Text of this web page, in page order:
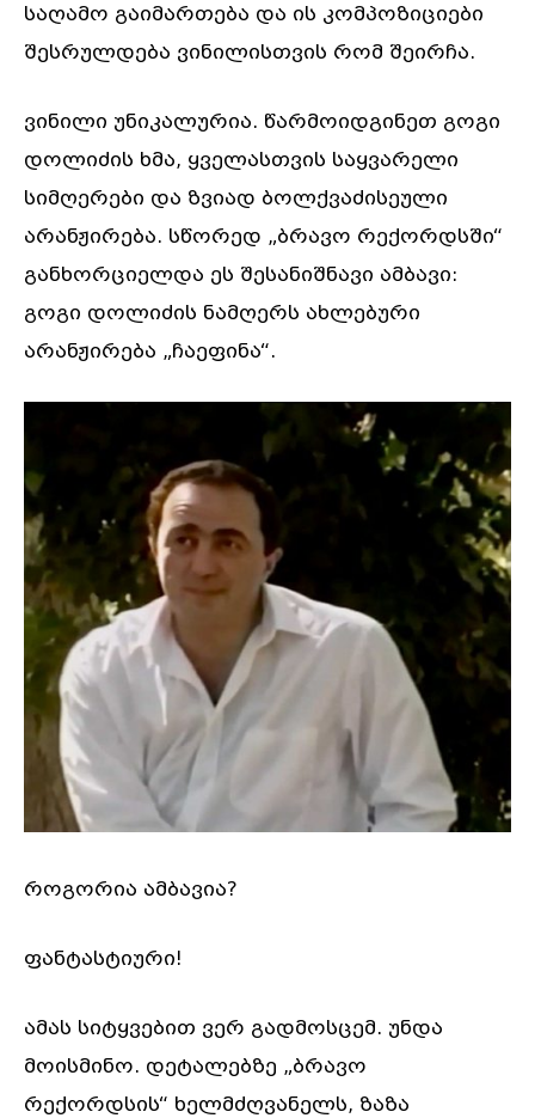
საღამო გაიმართება და ის კომპოზიციები
შესრულდება ვინილისთვის რომ შეირჩა.
ვინილი უნიკალურია. წარმოიდგინეთ გოგი
დოლიძის ხმა, ყველასთვის საყვარელი
სიმღერები და ზვიად ბოლქვაძისეული
არანჟირება. სწორედ „ბრავო რექორდსში“
განხორციელდა ეს შესანიშნავი ამბავი:
გოგი დოლიძის ნამღერს ახლებური
არანჟირება „ჩაეფინა“.
როგორია ამბავია?
ფანტასტიური!
ამას სიტყვებით ვერ გადმოსცემ. უნდა
მოისმინო. დეტალებზე „ბრავო
რექორდსის“ ხელმძღვანელს, ზაზა